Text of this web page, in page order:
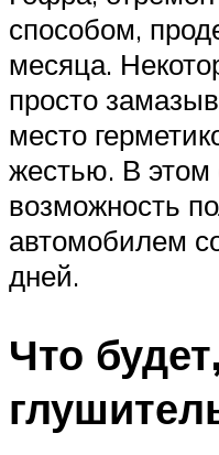
способом,
месяца.
просто
место
жестью. В этом
возможность
автомобилем
дней.
Что